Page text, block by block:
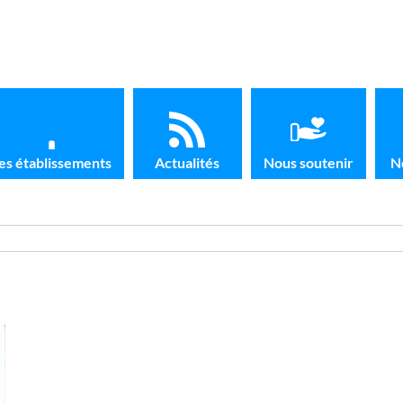
établissements Actualités Nous soutenir